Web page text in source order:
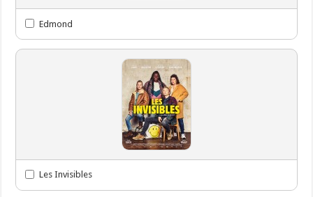
Edmond
Les Invisibles